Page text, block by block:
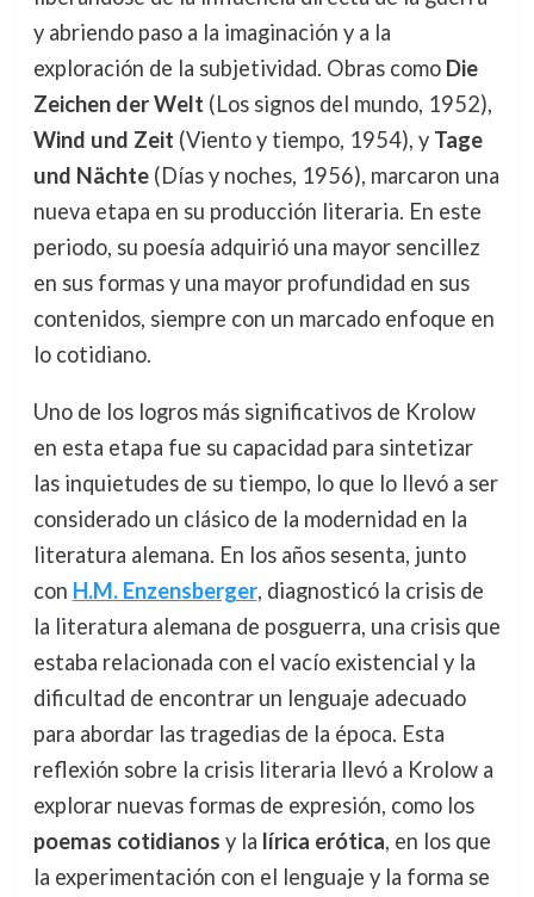
y abriendo paso a la imaginación y a la
exploración de la subjetividad. Obras como Die
Zeichen der Welt (Los signos del mundo, 1952),
Wind und Zeit (Viento y tiempo, 1954), y Tage
und Nächte(Días y noches, 1956), marcaron una
nueva etapa en su producción literaria. En este
periodo, su poesía adquirió una mayor sencillez
en sus formas y una mayor profundidad en sus
contenidos, siempre con un marcado enfoque en
lo cotidiano.
Uno de los logros más significativos de Krolow
en esta etapa fue su capacidad para sintetizar
las inquietudes de su tiempo, lo que lo llevó a ser
considerado un clásico de la modernidad en la
literatura alemana. En los años sesenta, junto
con H.M. Enzensberger, diagnosticó la crisis de
la literatura alemana de posguerra, una crisis que
estaba relacionada con el vacío existencial y la
dificultad de encontrar un lenguaje adecuado
para abordar las tragedias de la época. Esta
reflexión sobre la crisis literaria llevó a Krolow a
explorar nuevas formas de expresión, como los
poemas cotidianos y la lírica erótica, en los que
la experimentación con el lenguaje y la forma se